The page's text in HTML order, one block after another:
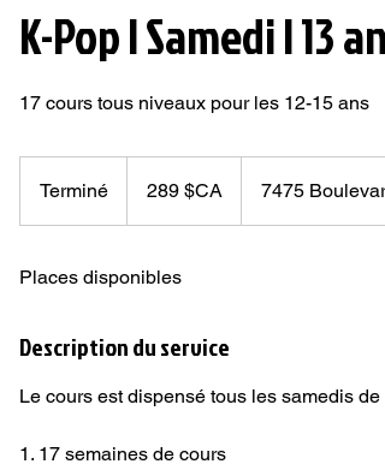
K-Pop | Samedi | 13
17 cours tous niveaux pour les 12-15 ans
Terminé
m
é
canadiens
289 $CA 7475
Places disponibles
Description du service
Le cours est dispensé tous les samedis
1. 17 semaines de cours